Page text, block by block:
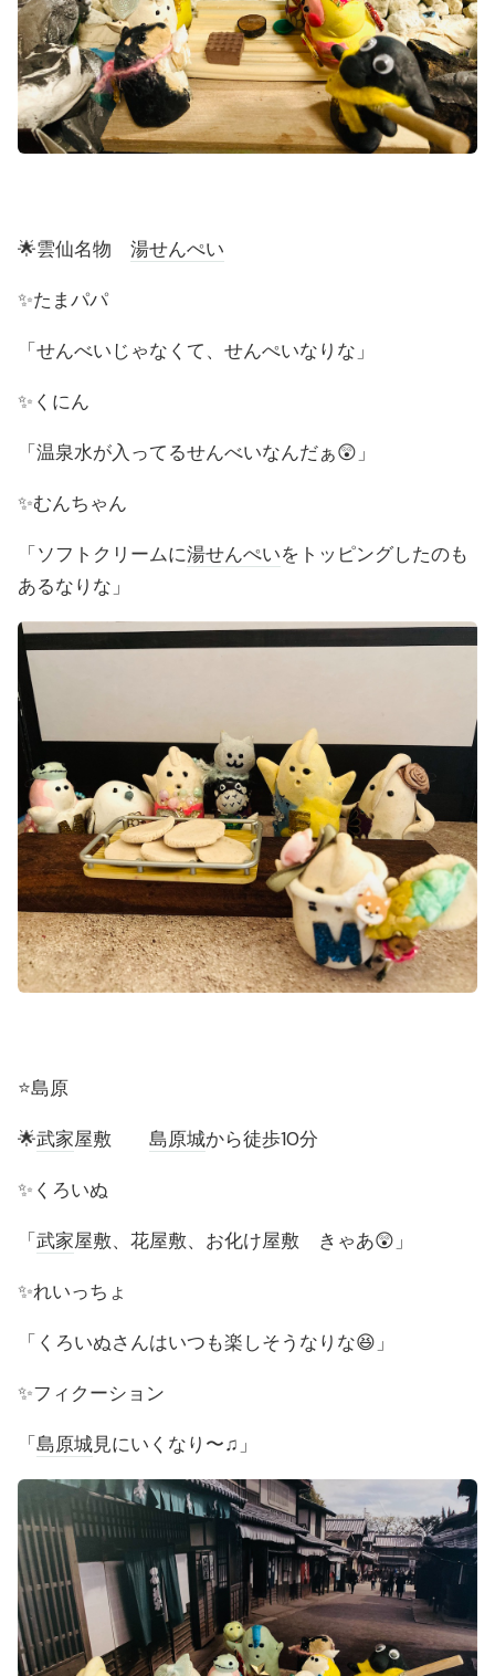
🌟雲仙名物 湯せんぺい
✨たまパパ
「せんべいじゃなくて、せんぺいなりな」
✨くにん
「温泉水が入ってるせんべいなんだぁ😲」
✨むんちゃん
「ソフトクリームに湯せんぺいをトッピングしたのも
あるなりな」
⭐️島原
🌟武家屋敷 島原城から徒歩10分
✨くろいぬ
「武家屋敷、花屋敷、お化け屋敷 きゃあ😲」
✨れいっちょ
「くろいぬさんはいつも楽しそうなりな😆」
✨フィクーション
「島原城見にいくなり〜♫」